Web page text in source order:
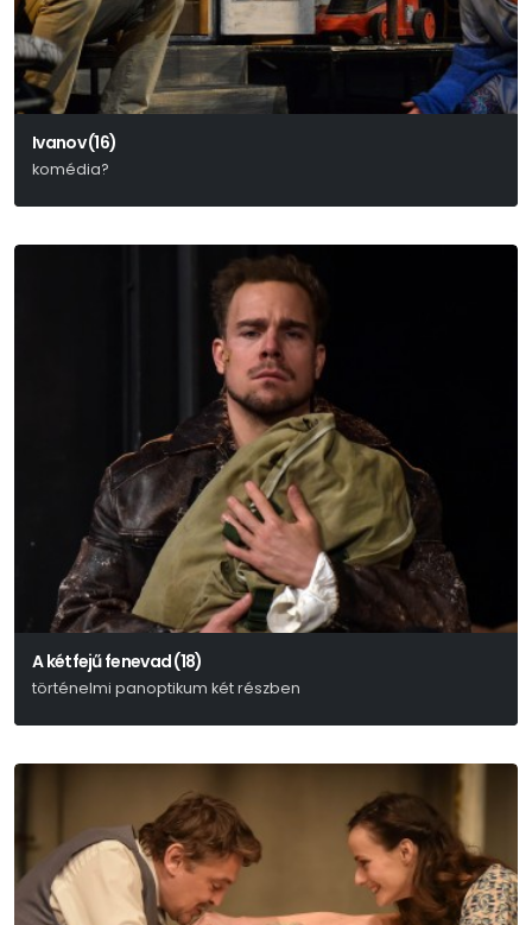
Ivanov (16)
komédia?
A kétfejű fenevad (18)
történelmi panoptikum két részben